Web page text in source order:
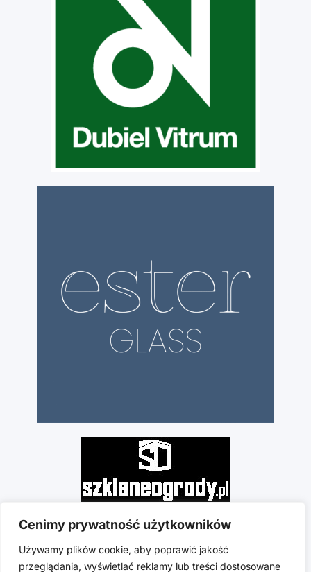
Cenimy prywatność użytkowników
Używamy plików cookie, aby poprawić jakość
przeglądania, wyświetlać reklamy lub treści dostosowane